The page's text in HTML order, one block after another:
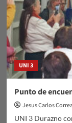
UNI 3
Punto de
Jesus Carlos
UNI 3 Durazno